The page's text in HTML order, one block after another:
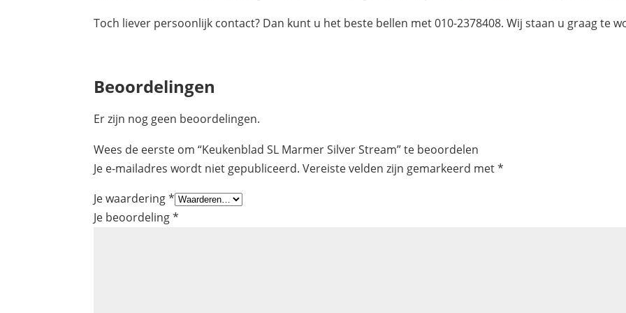
Toch liever persoonlijk contact? Dan kunt u het beste bellen met 010-2378408. Wij staan u graag te
Beoordelingen
Er zijn nog geen beoordelingen.
Wees de eerste om “Keukenblad SL Marmer Silver Stream” te beoordelen
Je e-mailadres wordt niet gepubliceerd. Vereiste velden zijn gemarkeerd met*
Je waardering*
Je beoordeling*